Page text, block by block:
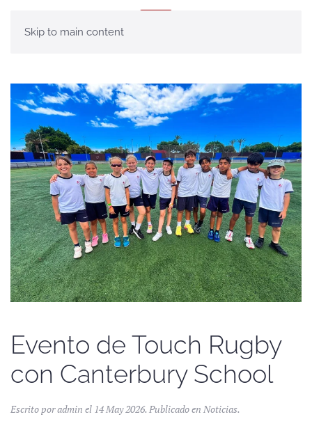
Skip to main content
Evento de Touch Rugby
con Canterbury School
Escrito por admin el 14 May 2026. Publicado en Noticias.